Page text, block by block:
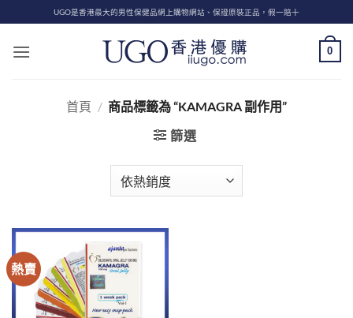
to
content
UGO是香港最大的男性保健品網上購物網站、保證原裝正品，假一賠十
0
首頁 / 商品標籤為 “KAMAGRA 副作用”
篩選
熱賣